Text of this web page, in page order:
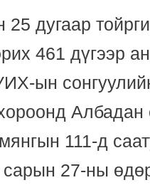
дугаар
461 дүгээр
ын
Албадан
111-д
сарын 27-ны